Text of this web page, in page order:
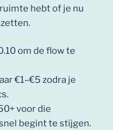
hebt of je nu
om de flow te
€1–€5 zodra je
voor die
begint te stijgen.